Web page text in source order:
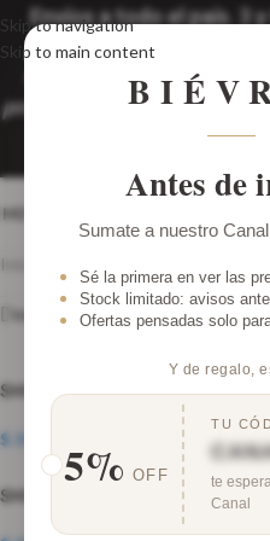
Antes de
Sumate a nuestro
Sé la primera en ver las
Stock limitado: avisos
Ofertas pensadas solo
Y de regalo,
5% OFF
TU
te
Canal
Skip to navigation
Skip to main content
Envíos a todo el país. 3
accedera las 6 cuotas)
mínimo de compra!🚚
programados: Martes y
tu
MENÚ
Inicio
Ver barra lateral
SHORT JEAN SHINE SIN CAMBIO
$
SHORT CARIBBEAN